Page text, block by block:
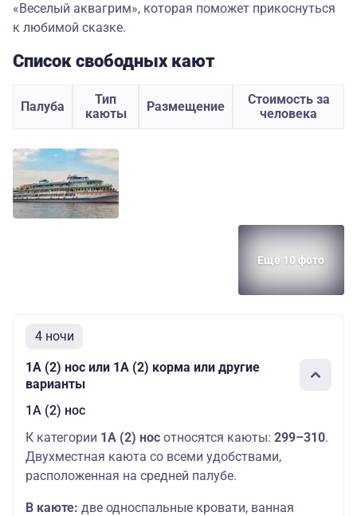
«Веселый аквагрим», которая поможет прикоснуться
к любимой сказке.
Список свободных кают
Палуба
Тип
каюты
Размещение
Стоимость за
человека
Еще 10 фото
4 ночи
1А (2) нос или 1А (2) корма или другие
варианты
1А (2) нос
К категории 1А (2) нос относятся каюты: 299–310.
Двухместная каюта со всеми удобствами,
расположенная на средней палубе.
В каюте: две односпальные кровати, ванная